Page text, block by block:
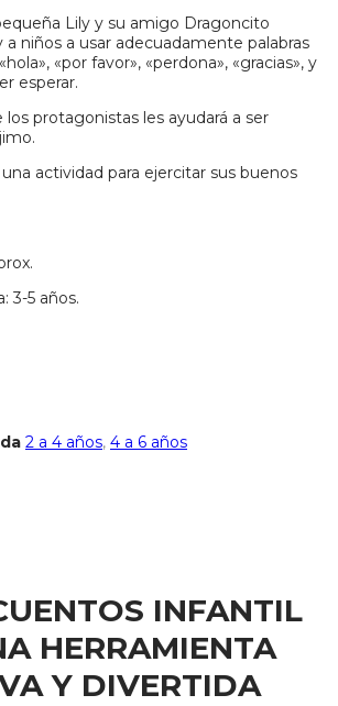
Lily y su amigo Dragoncito
a niños a usar adecuadamente palabras
«por favor», «perdona», «gracias», y
esperar.
protagonistas les ayudará a ser
actividad para ejercitar sus buenos
3-5 años.
2 a 4 años, 4 a 6 años
INFANTIL
HERRAMIENTA
Y DIVERTIDA